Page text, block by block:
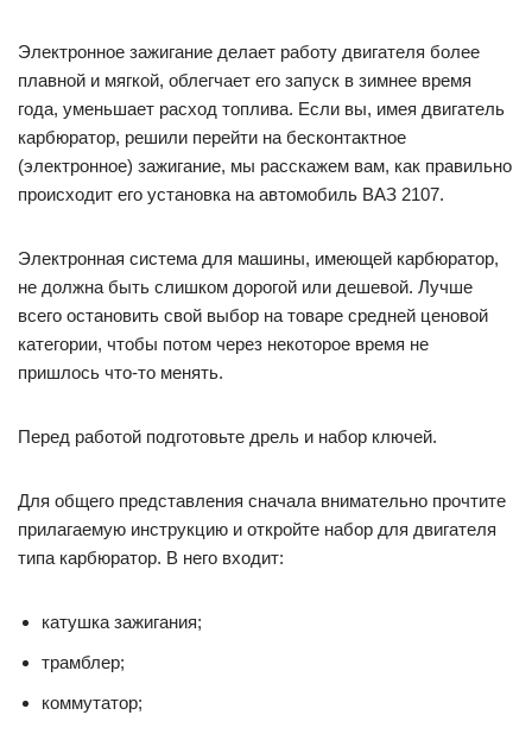
Электронное зажигание делает работу двигателя более
плавной и мягкой, облегчает его запуск в зимнее время
года, уменьшает расход топлива. Если вы, имея двигатель
карбюратор, решили перейти на бесконтактное
(электронное) зажигание, мы расскажем вам, как правильно
происходит его установка на автомобиль ВАЗ 2107.
Электронная система для машины, имеющей карбюратор,
не должна быть слишком дорогой или дешевой. Лучше
всего остановить свой выбор на товаре средней ценовой
категории, чтобы потом через некоторое время не
пришлось что-то менять.
Перед работой подготовьте дрель и набор ключей.
Для общего представления сначала внимательно прочтите
прилагаемую инструкцию и откройте набор для двигателя
типа карбюратор. В него входит:
катушка зажигания;
трамблер;
коммутатор;